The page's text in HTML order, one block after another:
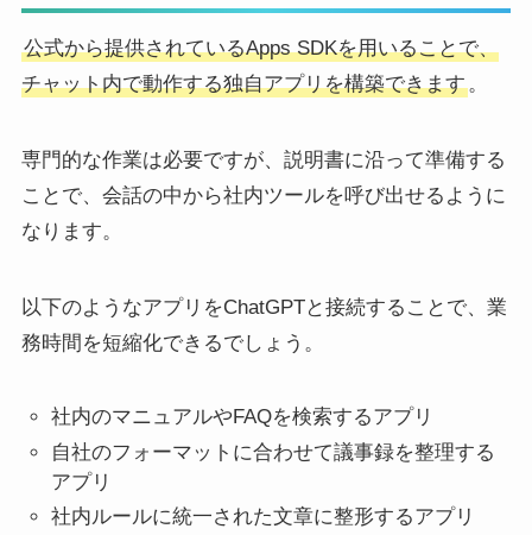
公式から提供されているApps SDKを用いることで、
チャット内で動作する独自アプリを構築できます。
専門的な作業は必要ですが、説明書に沿って準備する
ことで、会話の中から社内ツールを呼び出せるように
なります。
以下のようなアプリをChatGPTと接続することで、業
務時間を短縮化できるでしょう。
社内のマニュアルやFAQを検索するアプリ
自社のフォーマットに合わせて議事録を整理する
アプリ
社内ルールに統一された文章に整形するアプリ